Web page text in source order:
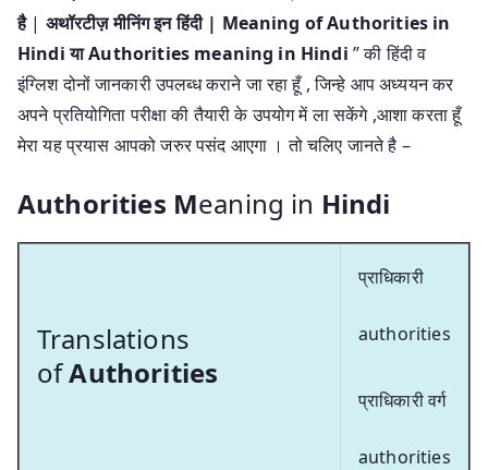
है| अथॉरटीज़ मीनिंग इन हिंदी | Meaning of Authorities in
Hindi या Authorities meaning in Hindi ” की हिंदी व
इंग्लिश दोनों जानकारी उपलब्ध कराने जा रहा हूँ , जिन्हे आप अध्ययन कर
अपने प्रतियोगिता परीक्षा की तैयारी के उपयोग में ला सकेंगे ,आशा करता हूँ
मेरा यह प्रयास आपको जरुर पसंद आएगा । तो चलिए जानते है –
Authorities Meaning in Hindi
Translations
ofAuthorities
प्राधिकारी
authorities
प्राधिकारी वर्ग
authorities